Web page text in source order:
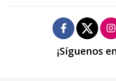
¡Síguenos